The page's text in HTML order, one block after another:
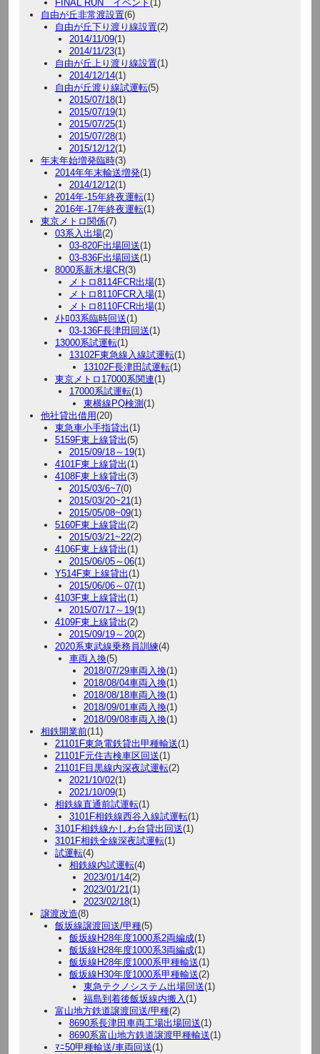
FINAL RUN イベント (1)
自由が丘非常渡設置(6)
自由が丘下り渡り線設置(2)
2014/11/09(1)
2014/11/23(1)
自由が丘上り渡り線設置(1)
2014/12/14(1)
自由が丘渡り線試運転(5)
2015/07/18(1)
2015/07/19(1)
2015/07/25(1)
2015/07/28(1)
2015/12/12(1)
年末年始増発臨時(3)
2014年年末輸送増発(1)
2014/12/12(1)
2014年-15年終夜運転(1)
2016年-17年終夜運転(1)
東京メトロ関係(7)
03系入出場(2)
03-820F出場回送(1)
03-836F出場回送(1)
8000系新木場CR(3)
メトロ8114FCR出場(1)
メトロ8110FCR入場(1)
メトロ8110FCR出場(1)
ﾒﾄﾛ03系臨時回送(1)
03-136F長津田回送(1)
13000系試運転(1)
13102F東急線入線試運転(1)
13102F長津田試運転(1)
東京メトロ17000系関連(1)
17000系試運転(1)
東横線PQ検測 (1)
他社貸出借用(20)
東急車小手指貸出(1)
5159F東上線貸出(5)
2015/09/18～19(1)
4101F東上線貸出(1)
4108F東上線貸出(3)
2015/03/6~7(0)
2015/03/20~21(1)
2015/05/08~09(1)
5160F東上線貸出(2)
2015/03/21~22(2)
4106F東上線貸出(1)
2015/06/05～06(1)
Y514F東上線貸出(1)
2015/06/06～07(1)
4103F東上線貸出(1)
2015/07/17～19(1)
4109F東上線貸出(2)
2015/09/19～20(2)
2020系東武線乗務員訓練(4)
車両入換(5)
2018/07/29車両入換(1)
2018/08/04車両入換(1)
2018/08/18車両入換(1)
2018/09/01車両入換(1)
2018/09/08車両入換(1)
相鉄開業前(11)
21101F東急電鉄貸出甲種輸送(1)
21101F元住吉検車区回送(1)
21101F目黒線内深夜試運転(2)
2021/10/02(1)
2021/10/09(1)
相鉄線直通前試運転(1)
3101F相鉄線西谷入線試運転(1)
3101F相鉄線かしわ台貸出回送(1)
3101F相鉄全線深夜試運転(1)
試運転(4)
相鉄線内試運転(4)
2023/01/14(2)
2023/01/21(1)
2023/02/18(1)
譲渡改造(8)
飯坂線譲渡回送/甲種(5)
飯坂線H28年度1000系2両編成(1)
飯坂線H28年度1000系3両編成(1)
飯坂線H28年度1000系甲種輸送(1)
飯坂線H30年度1000系甲種輸送(2)
東急テクノシステム出場回送(1)
福島到着後飯坂線内搬入(1)
富山地方鉄道譲渡回送/甲種(2)
8690系長津田車両工場出場回送(1)
8690系富山地方鉄道譲渡甲種輸送(1)
ﾏﾆ50甲種輸送/車両回送(1)